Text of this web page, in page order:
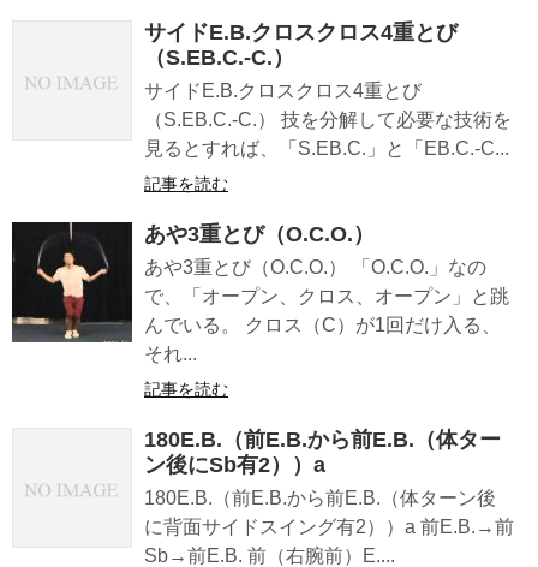
サイドE.B.クロスクロス4重とび
（S.EB.C.-C.）
サイドE.B.クロスクロス4重とび
（S.EB.C.-C.） 技を分解して必要な技術を
見るとすれば、「S.EB.C.」と「EB.C.-C...
記事を読む
あや3重とび（O.C.O.）
あや3重とび（O.C.O.） 「O.C.O.」なの
で、「オープン、クロス、オープン」と跳
んでいる。 クロス（C）が1回だけ入る、
それ...
記事を読む
180E.B.（前E.B.から前E.B.（体ター
ン後にSb有2））a
180E.B.（前E.B.から前E.B.（体ターン後
に背面サイドスイング有2））a 前E.B.→前
Sb→前E.B. 前（右腕前）E....